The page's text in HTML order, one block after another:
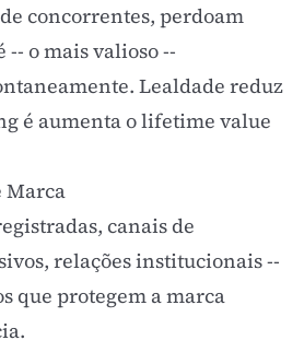
concorrentes, perdoam
-- o mais valioso --
Lealdade reduz
é aumenta olifetime value
Marca
canais de
relações institucionais --
que protegem a marca